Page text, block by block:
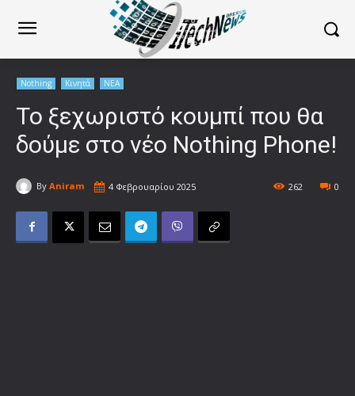
Nothing Κινητά ΝΕΑ
Το ξεχωριστό κουμπί που θα
δούμε στο νέο Nothing Phone!
By Aniram 4 Φεβρουαρίου 2025 0
262